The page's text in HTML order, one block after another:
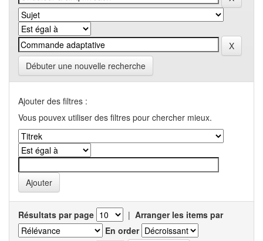
Débuter une nouvelle recherche
Ajouter des filtres :
Vous pouvex utiliser des filtres pour chercher mieux.
Résultats par page | Arranger les items par
En order